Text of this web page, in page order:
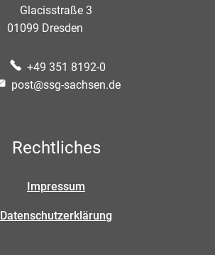
Glacisstraße 3
01099 Dresden
+49 351 8192-0
post@ssg-sachsen.de
Rechtliches
Impressum
Datenschutzerklärung